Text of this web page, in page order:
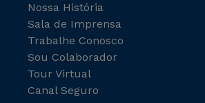
Nossa História
Sala de Imprensa
Trabalhe Conosco
Sou Colaborador
Tour Virtual
Canal Seguro